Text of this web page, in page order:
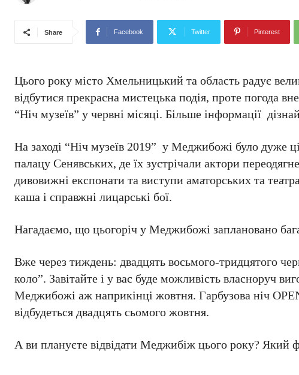
Share Facebook Twitter Pinterest
Цього року місто Хмельницький та область радує
відбутися прекрасна мистецька подія, проте погода
“Ніч музеїв” у червні місяці. Більше інформації
На заході “Ніч музеїв 2019” у Меджибожі було дуже
палацу Сенявських, де їх зустрічали актори
дивовижні експонати та виступи аматорських та
каша і справжні лицарські бої.
Нагадаємо, що цьогоріч у Меджибожі заплановано
Вже через тиждень: двадцять восьмого-тридцятого
коло”. Завітайте і у вас буде можливість власноруч
Меджибожі аж наприкінці жовтня. Гарбузова ніч
відбудеться двадцять сьомого жовтня.
А ви плануєте відвідати Меджибіж цього року? Який